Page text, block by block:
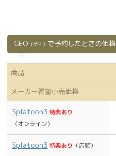
GEO （ゲオ） で予約したときの価格
商品
メーカー希望小売価格
Splatoon3 特典あり
（オンライン）
Splatoon3 特典あり （店頭）